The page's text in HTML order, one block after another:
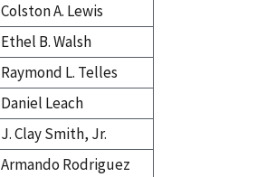
Colston A. Lewis
Ethel B. Walsh
Raymond L. Telles
Daniel Leach
J. Clay Smith, Jr.
Armando Rodriguez